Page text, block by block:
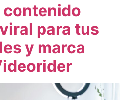
contenido
para tus
y marca